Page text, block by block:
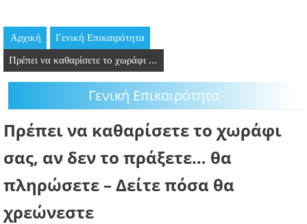
ΘΕΣΕΙΣ ΕΡΓΑΣΙΑΣ
PODCAST
ΛΑΡΝΑΚΑ 2030
ΣΥΝΔΕΣΜΟΙ
ΠΕΡΙΣΣΟΤΕΡΑ
Αρχική Γενική Επικαιρότητα
Πρέπει να καθαρίσετε το χωράφι ...
Γενική Επικαιρότητα
Πρέπει να καθαρίσετε το χωράφι
σας, αν δεν το πράξετε… θα
πληρώσετε – Δείτε πόσα θα
χρεώνεστε